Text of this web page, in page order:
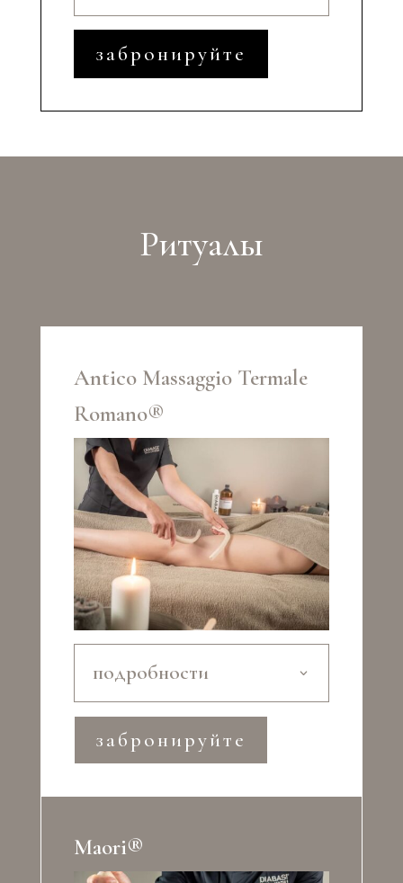
забронируйте
Pитуалы
Antico Massaggio Termale
Romano®
подробности
забронируйте
Maori®